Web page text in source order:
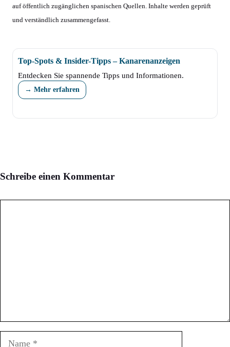
auf öffentlich zugänglichen spanischen Quellen. Inhalte werden geprüft
und verständlich zusammengefasst.
Top-Spots & Insider-Tipps – Kanarenanzeigen
Entdecken Sie spannende Tipps und Informationen.
→ Mehr erfahren
Schreibe einen Kommentar